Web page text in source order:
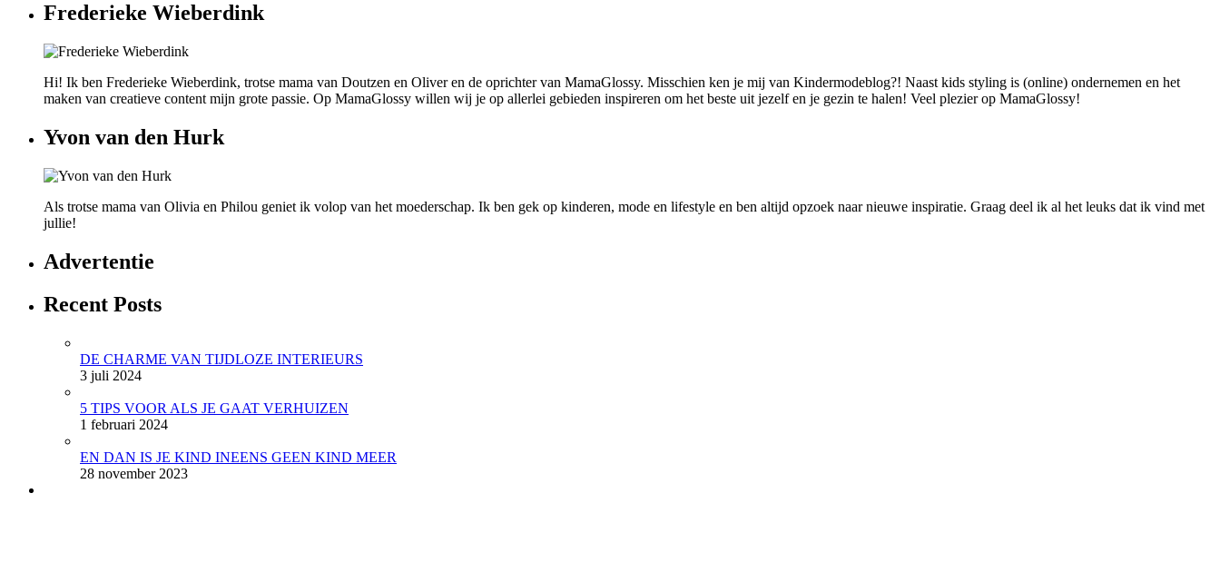
Frederieke Wieberdink
Hi! Ik ben Frederieke Wieberdink, trotse mama van Doutzen en Oliver en de oprichter van MamaGlossy. Misschien ken je mij van Kindermodeblog?! Naast kids styling is (online) ondernemen en het
maken van creatieve content mijn grote passie. Op MamaGlossy willen wij je op allerlei gebieden inspireren om het beste uit jezelf en je gezin te halen! Veel plezier op MamaGlossy!
Yvon van den Hurk
Als trotse mama van Olivia en Philou geniet ik volop van het moederschap. Ik ben gek op kinderen, mode en lifestyle en ben altijd opzoek naar nieuwe inspiratie. Graag deel ik al het leuks dat ik vind met
jullie!
Advertentie
Recent Posts
DE CHARME VAN TIJDLOZE INTERIEURS
3 juli 2024
5 TIPS VOOR ALS JE GAAT VERHUIZEN
1 februari 2024
EN DAN IS JE KIND INEENS GEEN KIND MEER
28 november 2023